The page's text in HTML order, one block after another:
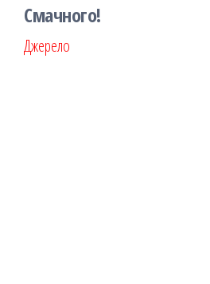
Смачного!
Джерело